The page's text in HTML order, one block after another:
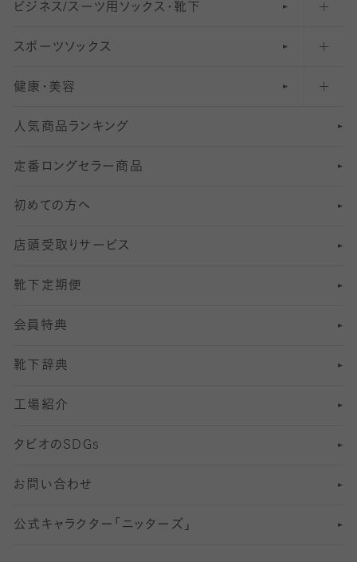
クルーソックス（ふくらはぎ下）
ハイソックス
オーバーニー・ニーハイソックス
61〜80デニールタイツ
81 〜110デニールタイツ
111〜210デニールタイツ
211デニールタイツ以上（防寒・厚手タイツ）
レギンスパンツ（レギパン）
マタニティレギンス
5 分丈
6 分丈レギンス
7 分丈 レギンス
8 分丈 レギンス
10分丈 レギンス
12分丈レギンス
13分丈レギンス
ショートストッキング
結婚式用ストッキング
美脚ストッキング
オールスルーストッキング
ビジネス/スーツ用 ソックス・靴下
匠シリーズ
フレッシャーズ向けソックス・靴下
冠婚葬祭向けソックス・靴下
スーツカジュアルソックス・靴下
ロングホーズ
スポーツソックス
ランニングソックス・靴下
ゴルフソックス・靴下
サッカー・フットサル用ソックス
ヨガソックス・靴下
スポーツ用レッグウォーマー
SSサイズ（21～23cm）
Sサイズ（22～25cm）
Mサイズ（25～27cm）
Lサイズ（27～29cm）
健康・美容
インナーソックス
加圧・着圧ソックス
冷えとり靴下
着圧・加圧タイツ
むくみ対策
足の疲れ対策
足の臭い対策
冷え対策
靴ずれ対策
快適な睡眠対策
人気商品ランキング
定番ロングセラー商品
初めての方へ
店頭受取りサービス
靴下定期便
会員特典
靴下辞典
工場紹介
タビオのSDGs
お問い合わせ
公式キャラクター「ニッターズ」